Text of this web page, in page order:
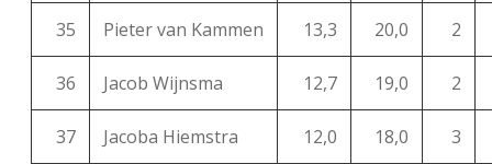
35 Pieter van Kammen 13,3 20,0 2
36 Jacob Wijnsma 12,7 19,0 2
37 Jacoba Hiemstra 12,0 18,0 3